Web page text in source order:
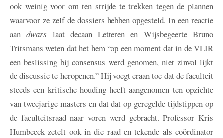
ook weinig voor om ten strijde te trekken tegen de plannen
waarvoor ze zelf de dossiers hebben opgesteld. In een reactie
aandwars laat decaan Letteren en Wijsbegeerte Bruno
Tritsmans weten dat het hem “op een moment dat in de VLIR
een beslissing bij consensus werd genomen, niet zinvol lijkt
de discussie te heropenen.” Hij voegt eraan toe dat de faculteit
steeds een kritische houding heeft aangenomen ten opzichte
van tweejarige masters en dat dat op geregelde tijdstippen op
de faculteitsraad naar voren werd gebracht. Professor Kris
Humbeeck zetelt ook in die raad en tekende als coördinator